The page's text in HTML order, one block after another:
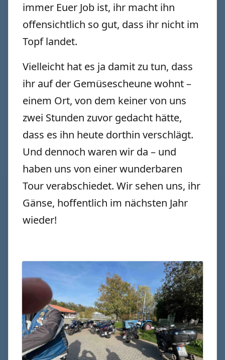
immer Euer Job ist, ihr macht ihn
offensichtlich so gut, dass ihr nicht im
Topf landet.
Vielleicht hat es ja damit zu tun, dass
ihr auf der Gemüsescheune wohnt –
einem Ort, von dem keiner von uns
zwei Stunden zuvor gedacht hätte,
dass es ihn heute dorthin verschlägt.
Und dennoch waren wir da – und
haben uns von einer wunderbaren
Tour verabschiedet. Wir sehen uns, ihr
Gänse, hoffentlich im nächsten Jahr
wieder!